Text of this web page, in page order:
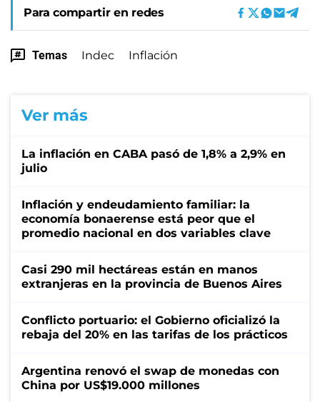
Para compartir en redes
Temas Indec Inflación
Ver más
La inflación en CABA pasó de 1,8% a 2,9% en
julio
Inflación y endeudamiento familiar: la
economía bonaerense está peor que el
promedio nacional en dos variables clave
Casi 290 mil hectáreas están en manos
extranjeras en la provincia de Buenos Aires
Conflicto portuario: el Gobierno oficializó la
rebaja del 20% en las tarifas de los prácticos
Argentina renovó el swap de monedas con
China por US$19.000 millones